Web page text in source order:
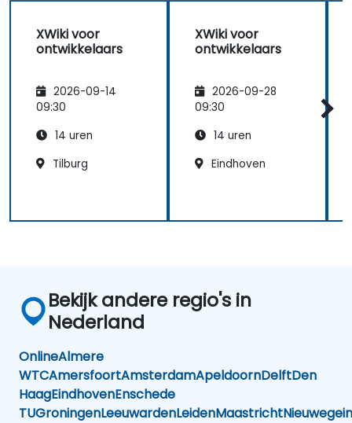
XWiki voor
ontwikkelaars
2026-09-14
09:30
14 uren
Tilburg
XWiki voor
ontwikkelaars
2026-09-28
09:30
14 uren
Eindhoven
Bekijk andere regio's in
Nederland
OnlineAlmere
WTCAmersfoortAmsterdamApeldoornDelftDen
HaagEindhovenEnschede
TUGroningenLeeuwardenLeidenMaastrichtNieuwegein